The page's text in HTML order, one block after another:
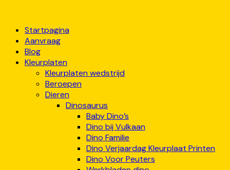
Startpagina
Aanvraag
Blog
Kleurplaten
Kleurplaten wedstrijd
Beroepen
Dieren
Dinosaurus
Baby Dino’s
Dino bij Vulkaan
Dino Familie
Dino Verjaardag Kleurplaat Printen
Dino Voor Peuters